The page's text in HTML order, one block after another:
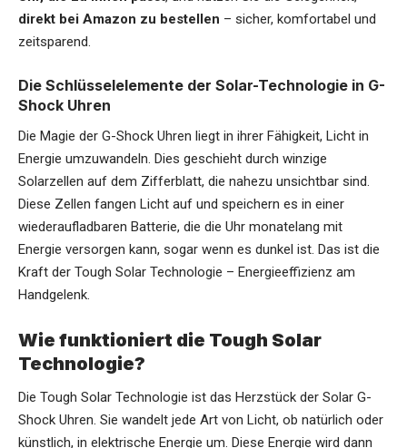
direkt bei Amazon zu bestellen – sicher, komfortabel und
zeitsparend.
Die Schlüsselelemente der Solar-Technologie in G-
Shock Uhren
Die Magie der G-Shock Uhren liegt in ihrer Fähigkeit, Licht in
Energie umzuwandeln. Dies geschieht durch winzige
Solarzellen auf dem Zifferblatt, die nahezu unsichtbar sind.
Diese Zellen fangen Licht auf und speichern es in einer
wiederaufladbaren Batterie, die die Uhr monatelang mit
Energie versorgen kann, sogar wenn es dunkel ist. Das ist die
Kraft der Tough Solar Technologie – Energieeffizienz am
Handgelenk.
Wie funktioniert die Tough Solar
Technologie?
Die Tough Solar Technologie ist das Herzstück der Solar G-
Shock Uhren. Sie wandelt jede Art von Licht, ob natürlich oder
künstlich, in elektrische Energie um. Diese Energie wird dann